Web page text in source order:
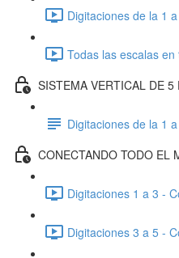
Digitaciones de la 1
Todas las escalas
SISTEMA VERTICAL DE
Digitaciones de la 1
CONECTANDO TODO EL
Digitaciones 1 a 3 -
Digitaciones 3 a 5 -